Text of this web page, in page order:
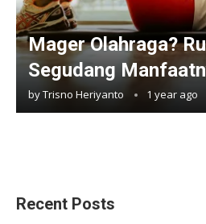
Mager Olahraga?
Segudang
byTrisno Heriyanto 1 year ago
Recent Posts